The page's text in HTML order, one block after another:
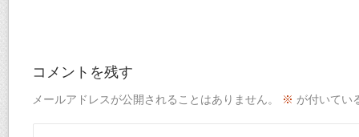
コメントを残す
メールアドレスが公開されることはありません。 ※ が付いてい